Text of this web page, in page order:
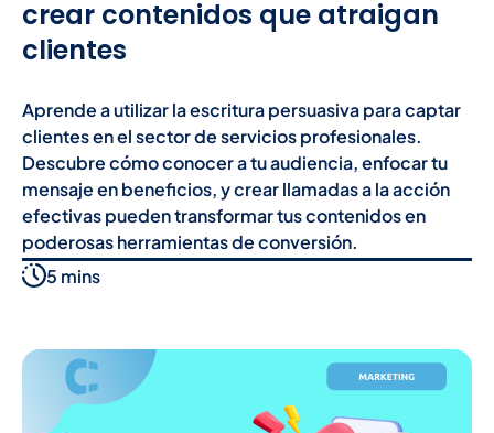
crear contenidos que atraigan
clientes
Aprende a utilizar la escritura persuasiva para captar
clientes en el sector de servicios profesionales.
Descubre cómo conocer a tu audiencia, enfocar tu
mensaje en beneficios, y crear llamadas a la acción
efectivas pueden transformar tus contenidos en
poderosas herramientas de conversión.
5 mins